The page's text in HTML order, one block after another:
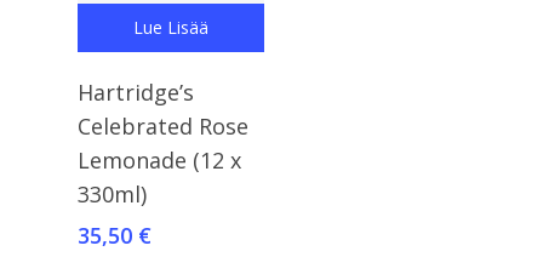
Lue Lisää
Hartridge’s
Celebrated Rose
Lemonade (12 x
330ml)
35,50 €